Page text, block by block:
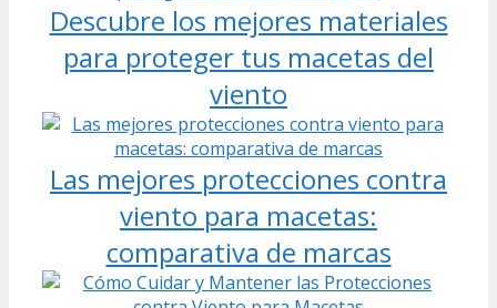
Descubre los mejores materiales
para proteger tus macetas del
viento
Las mejores protecciones contra
viento para macetas:
comparativa de marcas